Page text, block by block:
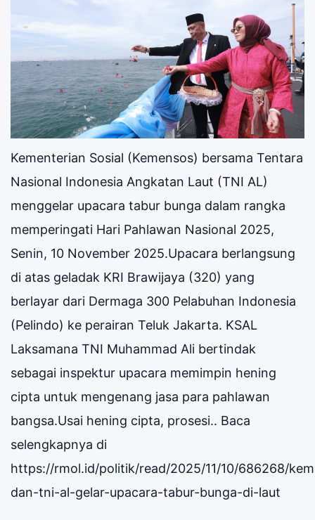
Kementerian Sosial (Kemensos) bersama Tentara
Nasional Indonesia Angkatan Laut (TNI AL)
menggelar upacara tabur bunga dalam rangka
memperingati Hari Pahlawan Nasional 2025,
Senin, 10 November 2025.Upacara berlangsung
di atas geladak KRI Brawijaya (320) yang
berlayar dari Dermaga 300 Pelabuhan Indonesia
(Pelindo) ke perairan Teluk Jakarta. KSAL
Laksamana TNI Muhammad Ali bertindak
sebagai inspektur upacara memimpin hening
cipta untuk mengenang jasa para pahlawan
bangsa.Usai hening cipta, prosesi.. Baca
selengkapnya di
https://rmol.id/politik/read/2025/11/10/686268/
dan-tni-al-gelar-upacara-tabur-bunga-di-laut